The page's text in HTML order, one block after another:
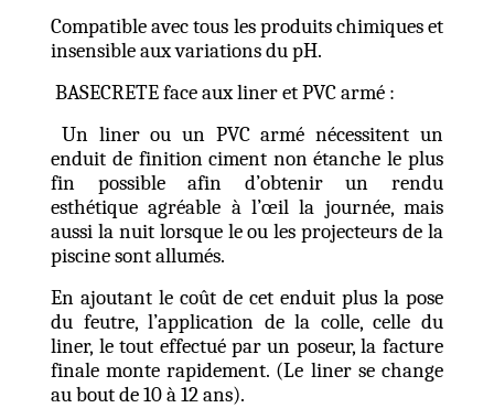
Compatible avec tous les produits chimiques et
insensible aux variations du pH.
BASECRETE face aux liner et PVC armé :
Un liner ou un PVC armé nécessitent un
enduit de finition ciment non étanche le plus
fin possible afin d’obtenir un rendu
esthétique agréable à l’œil la journée, mais
aussi la nuit lorsque le ou les projecteurs de la
piscine sont allumés.
En ajoutant le coût de cet enduit plus la pose
du feutre, l’application de la colle, celle du
liner, le tout effectué par un poseur, la facture
finale monte rapidement. (Le liner se change
au bout de 10 à 12 ans).